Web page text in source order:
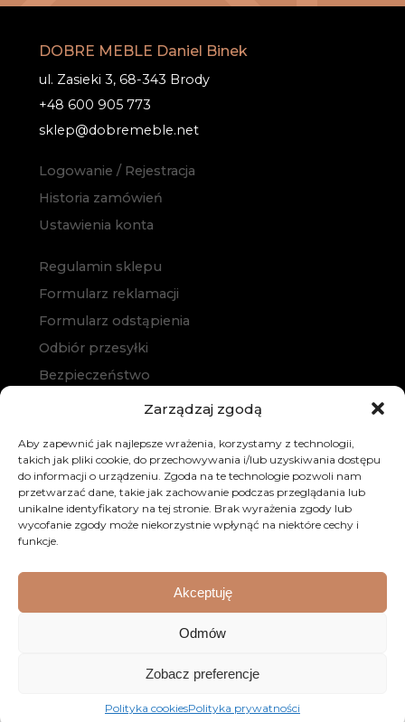
Zarządzaj zgodą
Aby zapewnić jak najlepsze wrażenia, korzystamy z technologii,
takich jak pliki cookie, do przechowywania i/lub uzyskiwania dostępu
do informacji o urządzeniu. Zgoda na te technologie pozwoli nam
przetwarzać dane, takie jak zachowanie podczas przeglądania lub
unikalne identyfikatory na tej stronie. Brak wyrażenia zgody lub
wycofanie zgody może niekorzystnie wpłynąć na niektóre cechy i
funkcje.
Akceptuję
Odmów
Zobacz preferencje
Polityka cookiesPolityka prywatności
DOBRE MEBLE Daniel Binek
ul. Zasieki 3, 68-343 Brody
+48 600 905 773
sklep@dobremeble.net
Logowanie / Rejestracja
Historia zamówień
Ustawienia konta
Regulamin sklepu
Formularz reklamacji
Formularz odstąpienia
Odbiór przesyłki
Bezpieczeństwo
Polityka prywatności
Zakup na raty
Kontakt
© 2026 Dobre Meble. Wszystkie prawa zastrzeżone.